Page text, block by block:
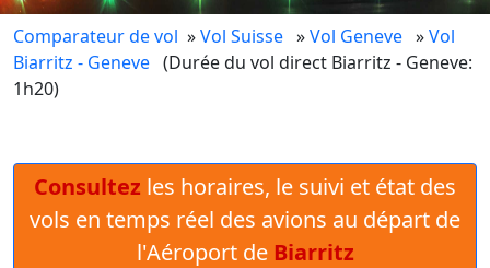
Comparateur de vol »Vol Suisse »Vol Geneve »Vol
Biarritz - Geneve (Durée du vol direct Biarritz - Geneve:
1h20)
Consultez les horaires, le suivi et état des
vols en temps réel des avions au départ de
l'Aéroport de Biarritz